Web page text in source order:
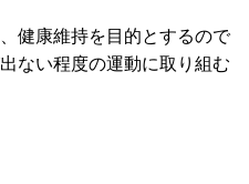
健康維持を目的とするので
ない程度の運動に取り組む